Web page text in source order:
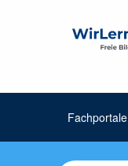
Fachportale